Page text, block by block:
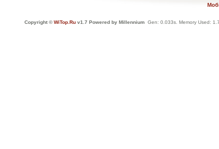
Copyright ©WiTop.Ru v1.7 Powered by Millennium Gen: 0.033s. Memory Used: